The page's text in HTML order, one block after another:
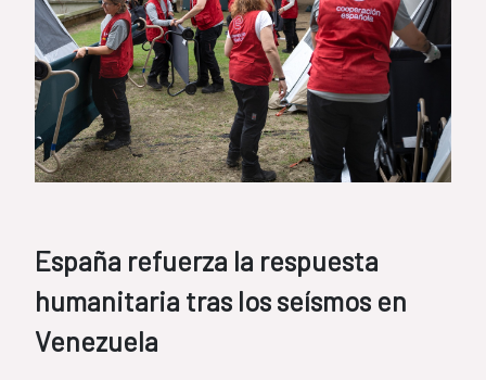
España refuerza la respuesta
humanitaria tras los seísmos en
Venezuela